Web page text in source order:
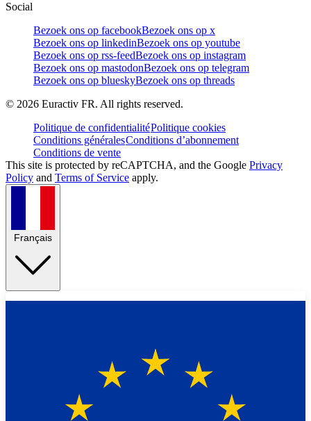
Social
Bezoek ons op facebookBezoek ons op x
Bezoek ons op linkedinBezoek ons op youtube
Bezoek ons op rss-feedBezoek ons op instagram
Bezoek ons op mastodonBezoek ons op telegram
Bezoek ons op blueskyBezoek ons op threads
© 2026 Euractiv FR. All rights reserved.
Politique de confidentialitéPolitique cookies
Conditions généralesConditions d’abonnement
Conditions de vente
This site is protected by reCAPTCHA, and the Google Privacy
Policy and Terms of Service apply.
Français